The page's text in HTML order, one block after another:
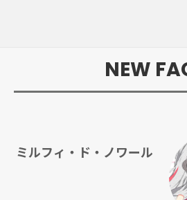
NEW
ミルフィ・ド・ノワール